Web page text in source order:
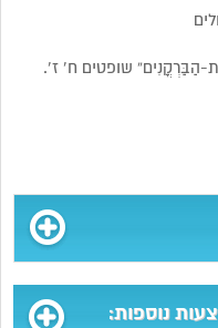
הַבַּרְקֳנִים” שופטים ח’ ז’.
נוספות: